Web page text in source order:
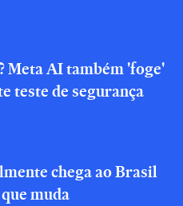
Meta AI também 'foge'
teste de segurança
chega ao Brasil
muda